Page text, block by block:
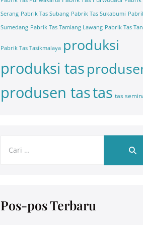
Serang Pabrik Tas Subang Pabrik Tas Sukabumi
Sumedang Pabrik Tas Tamiang Lawang Pabrik Tas
Pabrik Tas Tasikmalaya produksi
produksi tas
produsen tastas tas
Pos-pos Terbaru